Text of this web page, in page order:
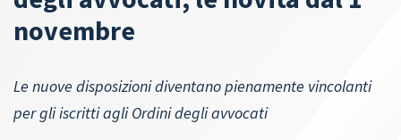
novembre
Le nuove disposizioni diventano pienamente vincolanti
per gli iscritti agli Ordini degli avvocati